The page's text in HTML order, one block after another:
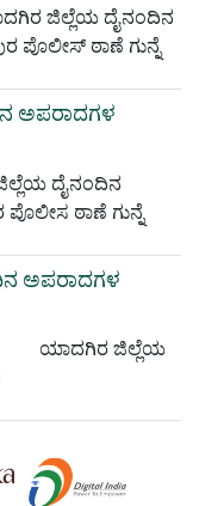
ದೈನಂದಿನ
ಪೊಲೀಸ್ ಠಾಣೆ ಗುನ್ನೆ
ಅಪರಾದಗಳ
ಠಾಣೆ ಗುನ್ನೆ
ಅಪರಾದಗಳ
ಜಿಲ್ಲೆಯ
01/2021